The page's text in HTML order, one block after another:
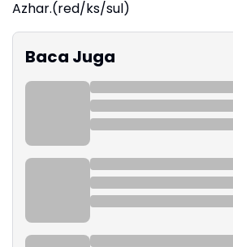
Azhar.(red/ks/sul)
Baca Juga